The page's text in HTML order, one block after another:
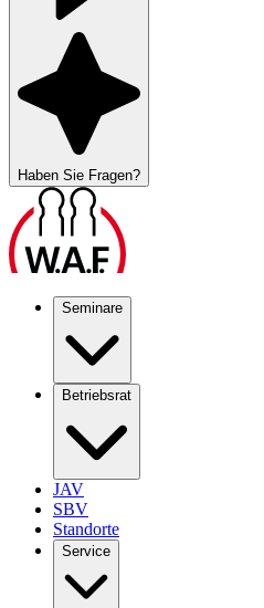
Haben Sie Fragen?
Seminare
Betriebsrat
JAV
SBV
Standorte
Service